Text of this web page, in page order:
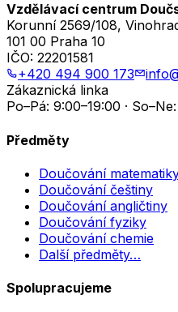
Vzdělávací centrum
Korunní 2569/108,
101 00 Praha 10
IČO: 22201581
+420 494 900 173
Zákaznická linka
Po–Pá: 9:00–19:00 ·
Předměty
Doučování
Doučování češtiny
Doučování angličtiny
Doučování fyziky
Doučování chemie
Další předměty…
Spolupracujeme